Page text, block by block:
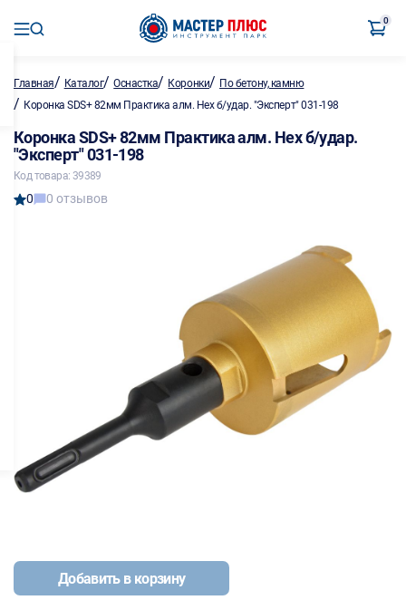
0
Главная/ Каталог/Оснастка/ Коронки/ По бетону, камню
/ Коронка SDS+ 82мм Практика алм. Hex б/удар. "Эксперт" 031-198
Коронка SDS+ 82мм Практика алм. Hex б/удар.
"Эксперт" 031-198
Код товара: 39389
0 0 отзывов
Добавить в корзину